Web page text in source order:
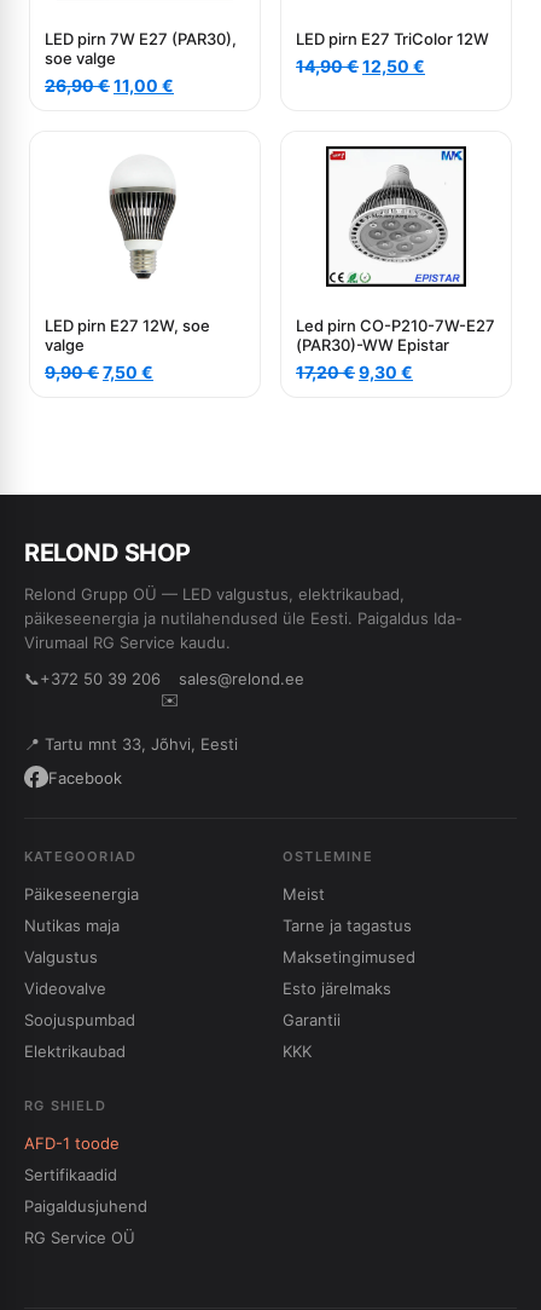
LED pirn 7W E27 (PAR30),
soe valge
26,90€Algne
11,00 €
LED pirn E27 TriColor 12W
14,90€Algne
12,50 €
LED pirn E27 12W, soe
valge
9,90€Algne
7,50 €
Led pirn CO-P210-7W-E27
(PAR30)-WW Epistar
17,20€Algne
9,30 €
RELOND SHOP
Relond Grupp OÜ — LED valgustus, elektrikaubad,
päikeseenergia ja nutilahendused üle Eesti. Paigaldus Ida-
Virumaal RG Service kaudu.
📞+372 50 39 206
✉️
sales@relond.ee
📍 Tartu mnt 33, Jõhvi, Eesti
Facebook
KATEGOORIAD
Päikeseenergia
Nutikas maja
Valgustus
Videovalve
Soojuspumbad
Elektrikaubad
OSTLEMINE
Meist
Tarne ja tagastus
Maksetingimused
Esto järelmaks
Garantii
KKK
RG SHIELD
AFD-1 toode
Sertifikaadid
Paigaldusjuhend
RG Service OÜ